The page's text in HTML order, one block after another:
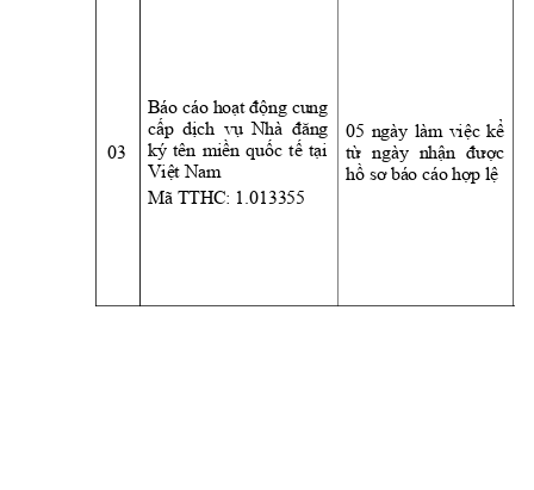
03
Báo cáo hoạt động cung
cấp  dịch  vụ  Nhà  đăng
ký tên miền quốc tế tại
Việt Nam
Mã TTHC: 1.013355
05 ngày làm việc kể
từ ngày nhận
được
hồ sơ báo cáo hợp lệ